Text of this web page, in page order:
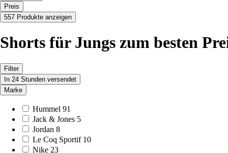
Preis
557 Produkte anzeigen
Shorts für Jungs zum besten
Filter
In 24 Stunden versendet
Marke
Hummel 91
Jack & Jones 5
Jordan 8
Le Coq Sportif 10
Nike 23